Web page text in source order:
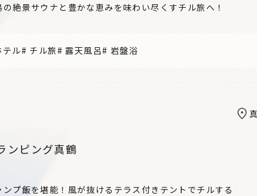
の絶景サウナと豊かな恵みを味わい尽くすチル旅へ！
テル# チル旅# 露天風呂# 岩盤浴
ンピング真鶴
プ飯を堪能！風が抜けるテラス付きテントでチルする